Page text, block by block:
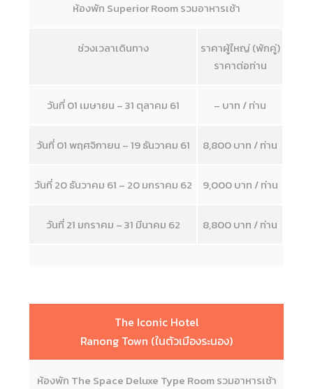
ห้องพัก Superior Room รวมอาหารเช้า
ช่วงเวลาเดินทาง
ราคาผู้ใหญ่ (พักคู่)
ราคาต่อท่าน
วันที่ 01 เมษายน – 31 ตุลาคม 61 – บาท / ท่าน
วันที่ 01 พฤศจิกายน – 19 ธันวาคม 61 8,800 บาท / ท่าน
วันที่ 20 ธันวาคม 61 – 20 มกราคม 62 9,000 บาท / ท่าน
วันที่ 21 มกราคม – 31 มีนาคม 62 8,800 บาท / ท่าน
The Iconic Hotel
Ranong Town (ในตัวเมืองระนอง)
ห้องพัก The Space Deluxe Type Room รวมอาหารเช้า